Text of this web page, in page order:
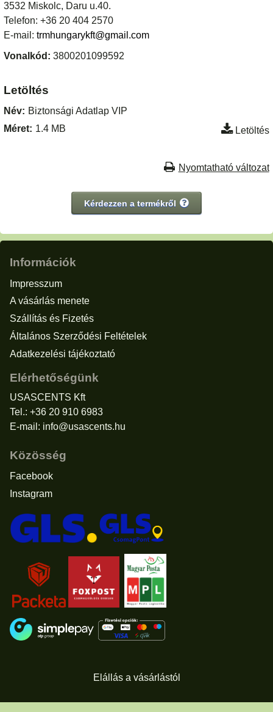
3532 Miskolc, Daru u.40.
Telefon: +36 20 404 2570
E-mail:trmhungarykft@gmail.com
Vonalkód: 3800201099592
Letöltés
Név: Biztonsági Adatlap VIP
Méret: 1.4 MB Letöltés
Nyomtatható változat
Kérdezzen a termékről
Információk
Impresszum
A vásárlás menete
Szállítás és Fizetés
Általános Szerződési Feltételek
Adatkezelési tájékoztató
Elérhetőségünk
USASCENTS Kft
Tel.: +36 20 910 6983
E-mail: info@usascents.hu
Közösség
Facebook
Instagram
Elállás a vásárlástól